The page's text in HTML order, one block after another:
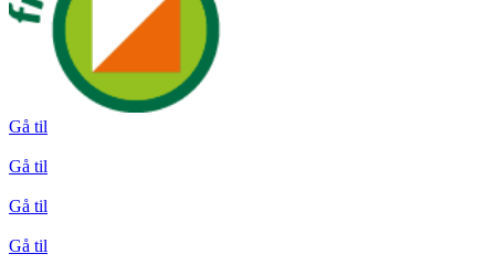
Gå til
Gå til
Gå til
Gå til